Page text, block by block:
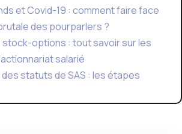
et Covid-19 : comment faire face
des pourparlers ?
stock-options : tout savoir sur les
salarié
statuts de SAS : les étapes